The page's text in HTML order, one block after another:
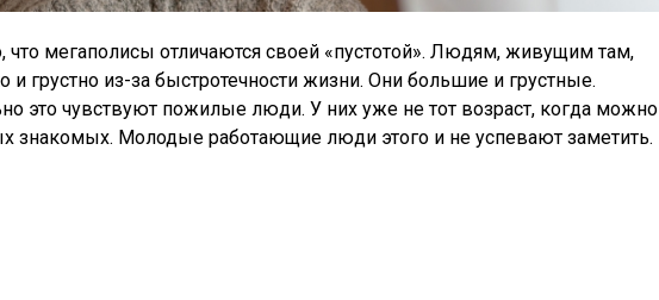
что мегаполисы отличаются своей «пустотой». Людям, живущим там,
и грустно из-за быстротечности жизни. Они большие и грустные.
это чувствуют пожилые люди. У них уже не тот возраст, когда можно
знакомых. Молодые работающие люди этого и не успевают заметить.